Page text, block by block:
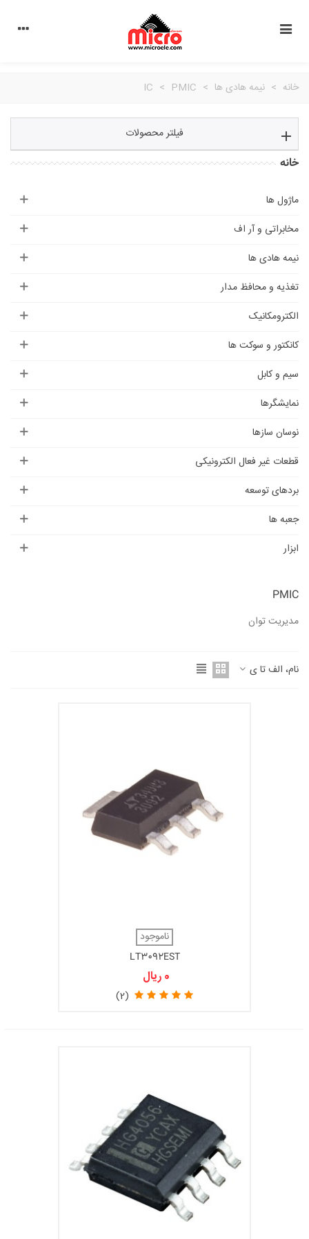
خانه > نیمه هادی ها >
IC > PMIC
فیلتر محصولات
خانه
ماژول ها
مخابراتی و آر اف
نیمه هادی ها
تغذیه و محافظ مدار
الکترومکانیک
کانکتور و سوکت ها
سیم و کابل
نمایشگرها
نوسان سازها
قطعات غیر فعال الکترونیکی
بردهای توسعه
جعبه ها
ابزار
PMIC
مدیریت توان
نام، الف تا ی
ناموجود
LT3092EST
0 ریال
(2)